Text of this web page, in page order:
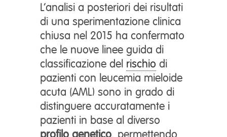
L’analisi a posteriori dei risultati
di una sperimentazione clinica
chiusa nel 2015 ha confermato
che le nuove linee guida di
classificazione del rischio di
pazienti con leucemia mieloide
acuta (AML) sono in grado di
distinguere accuratamente i
pazienti in base al diverso